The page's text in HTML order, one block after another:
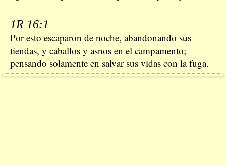
1R 16:1
Por esto escaparon de noche, abandonando sus
tiendas, y caballos y asnos en el campamento;
pensando solamente en salvar sus vidas con la fuga.